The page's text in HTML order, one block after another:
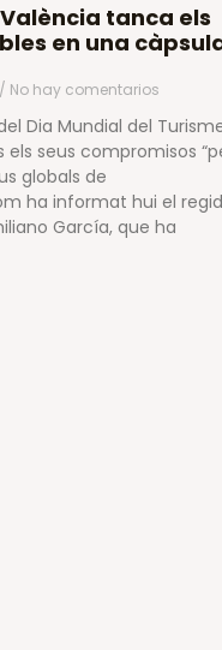
tanca els
en una
No hay comentarios
Dia Mundial del
seus compromisos
globals de
ha informat hui el
García, que ha